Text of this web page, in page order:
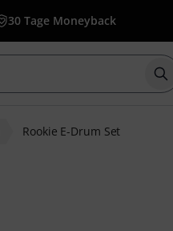
30 Tage Moneyback
Rookie E-Drum Set